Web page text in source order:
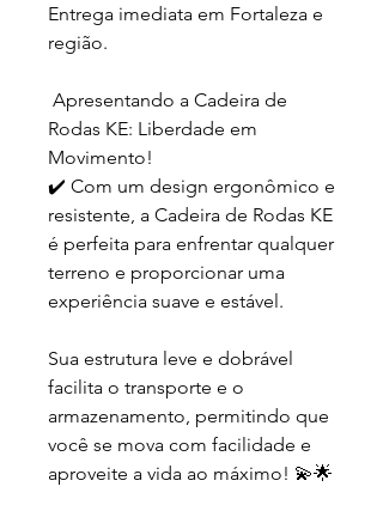
Entrega imediata em Fortaleza e
região.
Apresentando a Cadeira de
Rodas KE: Liberdade em
Movimento!
✔️ Com um design ergonômico e
resistente, a Cadeira de Rodas KE
é perfeita para enfrentar qualquer
terreno e proporcionar uma
experiência suave e estável.
Sua estrutura leve e dobrável
facilita o transporte e o
armazenamento, permitindo que
você se mova com facilidade e
aproveite a vida ao máximo! 💫🌟